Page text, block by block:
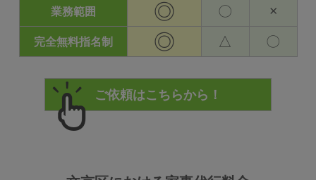
業務範囲 ◎ 〇 ×
完全無料指名制 ◎ △ 〇